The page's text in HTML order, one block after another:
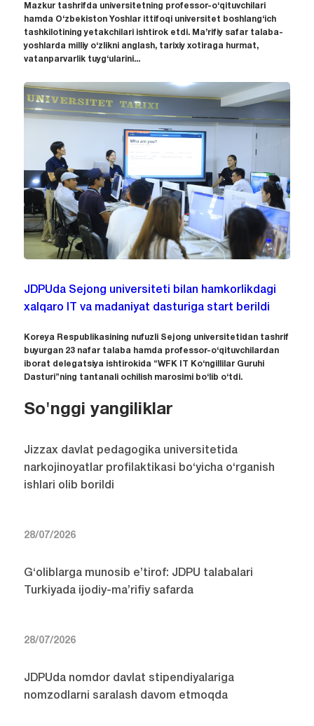
Mazkur tashrifda universitetning professor-o‘qituvchilari
hamda O‘zbekiston Yoshlar ittifoqi universitet boshlang‘ich
tashkilotining yetakchilari ishtirok etdi. Ma’rifiy safar talaba-
yoshlarda milliy o‘zlikni anglash, tarixiy xotiraga hurmat,
vatanparvarlik tuyg‘ularini...
JDPUda Sejong universiteti bilan hamkorlikdagi
xalqaro IT va madaniyat dasturiga start berildi
Koreya Respublikasining nufuzli Sejong universitetidan tashrif
buyurgan 23 nafar talaba hamda professor-o‘qituvchilardan
iborat delegatsiya ishtirokida “WFK IT Ko‘ngillilar Guruhi
Dasturi”ning tantanali ochilish marosimi bo‘lib o‘tdi.
So'nggi yangiliklar
Jizzax davlat pedagogika universitetida
narkojinoyatlar profilaktikasi bo‘yicha o‘rganish
ishlari olib borildi
28/07/2026
G‘oliblarga munosib e’tirof: JDPU talabalari
Turkiyada ijodiy-ma’rifiy safarda
28/07/2026
JDPUda nomdor davlat stipendiyalariga
nomzodlarni saralash davom etmoqda